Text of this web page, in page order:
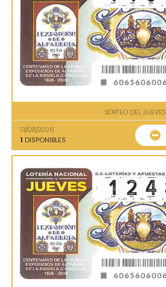
SORTEO DEL JUEVES
13/08/2026
1 DISPONIBLES